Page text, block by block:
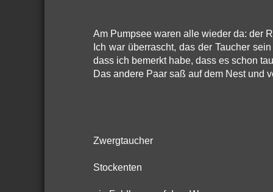
Am Pumpsee waren alle wieder da: der
Ich war überrascht, das der Taucher
dass ich bemerkt habe, dass es schon
Das andere Paar saß auf dem Nest und
Zwergtaucher
Stockenten